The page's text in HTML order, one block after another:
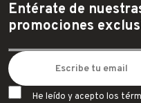
Entérate de
promociones
He leído y acepto los